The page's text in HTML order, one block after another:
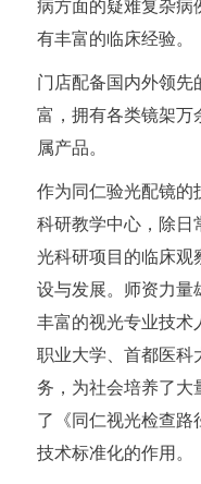
病方面的疑难复杂
有丰富的临床经验。
门店配备国内外领
富，拥有各类镜架
属产品。
作为同仁验光配镜的
科研教学中心，除
光科研项目的临床观
设与发展。师资力量
丰富的视光专业技
职业大学、首都医
务，为社会培养了大
了《同仁视光检查
技术标准化的作用。